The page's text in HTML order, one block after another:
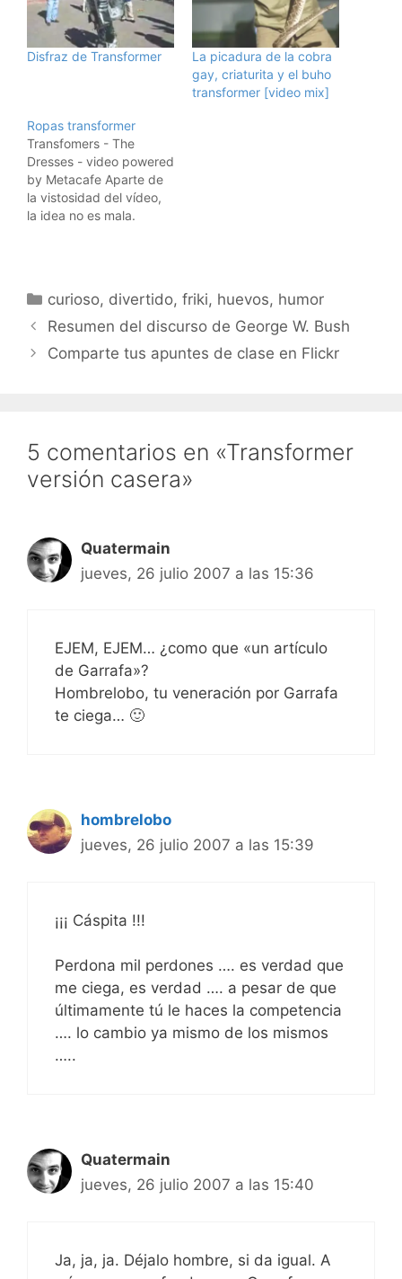
Disfraz de Transformer
La picadura de la cobra
gay, criaturita y el buho
transformer [video mix]
Ropas transformer
Transfomers - The
Dresses - video powered
by Metacafe Aparte de
la vistosidad del vídeo,
la idea no es mala.
circunstancias .... huelo
negocio para
..... Visto en
Categorías
curioso, divertido,friki, huevos, humor
Resumen del discurso de George W. Bush
Comparte tus apuntes de clase en Flickr
5 comentarios en «Transformer
versión casera»
Quatermain
jueves, 26 julio 2007 a las 15:36
EJEM, EJEM… ¿como que «un artículo
de Garrafa»?
Hombrelobo, tu veneración por Garrafa
te ciega… 🙂
hombrelobo
jueves, 26 julio 2007 a las 15:39
¡¡¡ Cáspita !!!
Perdona mil perdones …. es verdad que
me ciega, es verdad …. a pesar de que
últimamente tú le haces la competencia
…. lo cambio ya mismo de los mismos
…..
Quatermain
jueves, 26 julio 2007 a las 15:40
Ja, ja, ja. Déjalo hombre, si da igual. A